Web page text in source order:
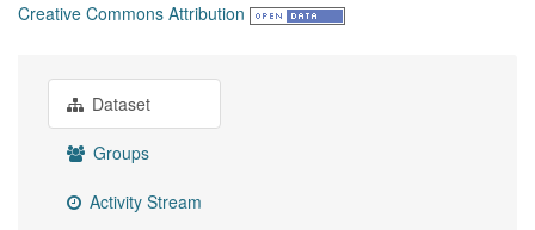
Creative Commons Attribution
Dataset
Groups
Activity Stream